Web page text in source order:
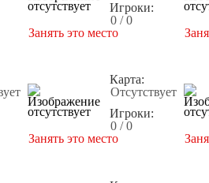
Игроки:
0 / 0
Занять это место
Карта:
Отсутствует
Игроки:
0 / 0
Занять это место